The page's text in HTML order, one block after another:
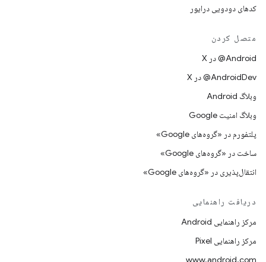
کدهای دودویی درایور
متصل کردن
‫‎@Android در X
‫‎@AndroidDev در X
وبلاگ Android
وبلاگ امنیت Google
پلتفورم در «گروه‌های Google»
ساخت در «گروه‌های Google»
انتقال‌پذیری در «گروه‌های Google»
دریافت راهنمایی
مرکز راهنمایی Android
مرکز راهنمایی Pixel
www.android.com